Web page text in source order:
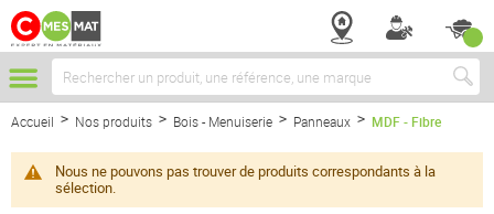
Chercher
Accueil Nos produits Bois - Menuiserie Panneaux MDF - Fibre
Nous ne pouvons pas trouver de produits correspondants à la
sélection.